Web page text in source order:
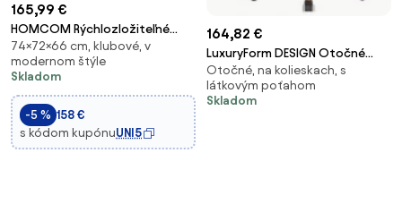
165,99 €
HOMCOM Rýchlozložiteľné
kreslo s operadlom, zaoblené
opierky rúk, čalúnené lounge
kreslo s vzhľadom ľanu, drevené
nohy, pre spálňu, obývaciu
izbu, s n
74×72×66 cm, klubové, v
modernom štýle
Skladom
-5 % 158 €
s kódom kupónuUNI5
164,82 €
LuxuryForm DESIGN Otočné
kreslo AURORA VELUR na zlatej
podstave s kolieskami - tmavo
šedé
Otočné, na kolieskach, s
látkovým poťahom
Skladom